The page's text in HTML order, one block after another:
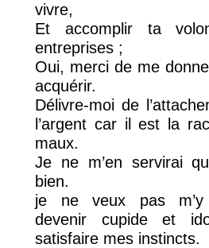
vivre,
Et accomplir ta
entreprises ;
Oui, merci de me
acquérir.
Délivre-moi de
l’argent car il est la
maux.
Je ne m’en servirai
bien.
je ne veux pas m’y
devenir cupide et
satisfaire mes instincts.